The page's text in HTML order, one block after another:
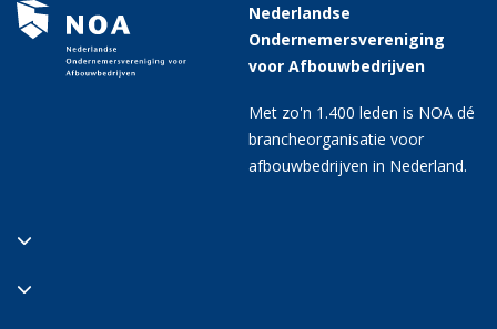
Nederlandse
Ondernemersvereniging
voor Afbouwbedrijven
Met zo'n 1.400 leden is NOA dé
brancheorganisatie voor
afbouwbedrijven in Nederland.